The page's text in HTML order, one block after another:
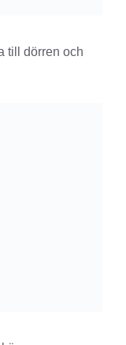
till dörren och